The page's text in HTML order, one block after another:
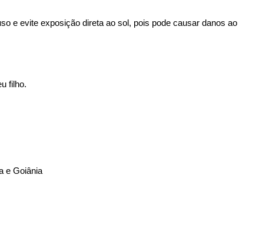
e evite exposição direta ao sol, pois pode causar danos ao
filho.
e Goiânia